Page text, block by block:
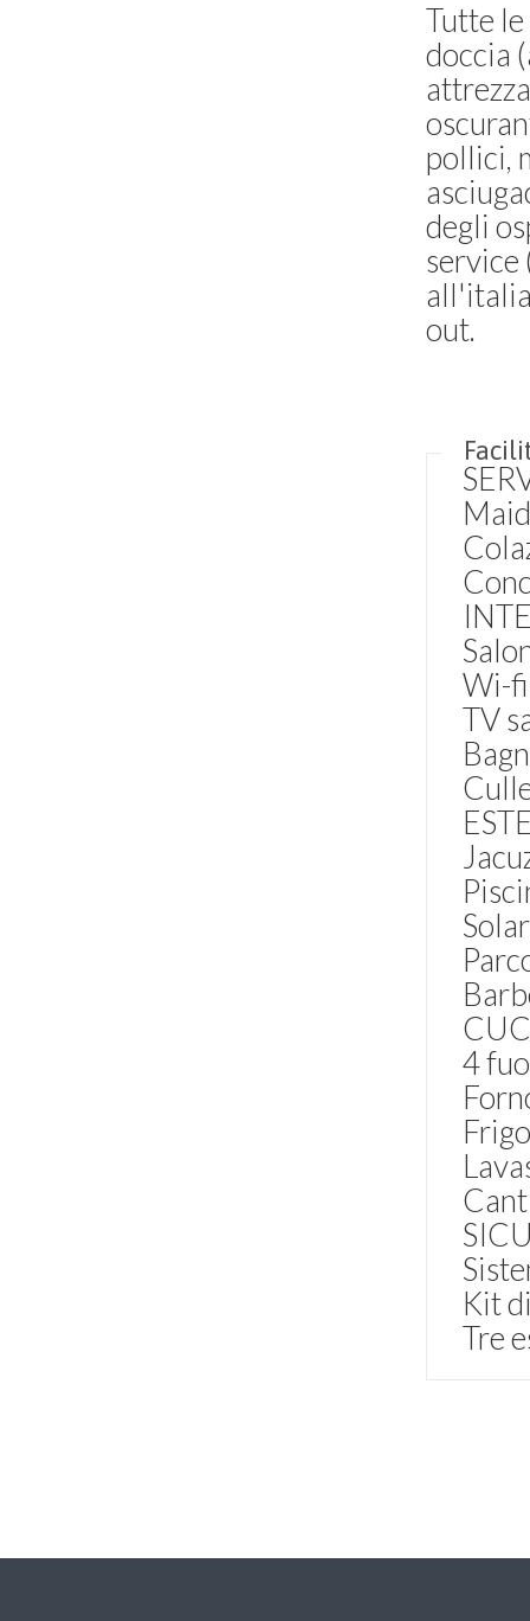
Tutte
doccia
pollici,
degli
service
out.
Wi-
TV
4
Kit
Tre